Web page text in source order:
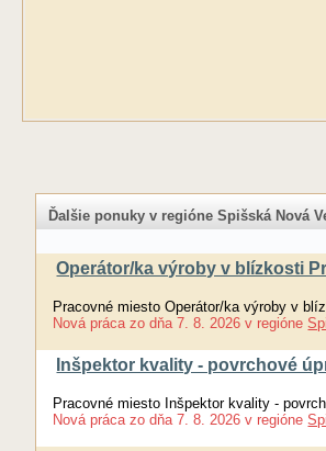
Ďalšie ponuky v regióne Spišská Nová
Operátor/ka výroby v blízkosti
Pracovné miesto Operátor/ka výroby v
Nová práca zo dňa 7. 8. 2026 v regióne
Inšpektor kvality - povrchové
Pracovné miesto Inšpektor kvality -
Nová práca zo dňa 7. 8. 2026 v regióne